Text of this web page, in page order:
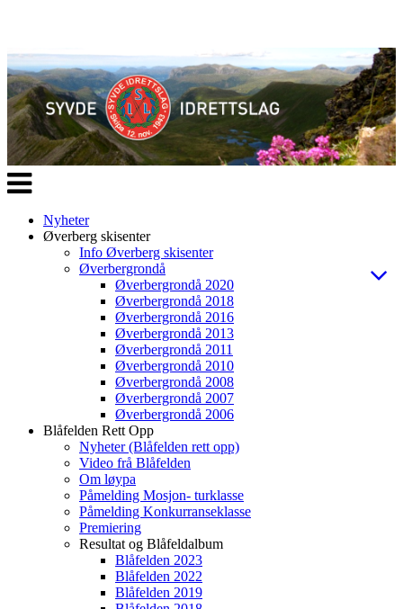
Veksle
navigasjon
Nyheter
Øverberg skisenter
Info Øverberg skisenter
Øverbergrondå
Øverbergrondå 2020
Øverbergrondå 2018
Øverbergrondå 2016
Øverbergrondå 2013
Øverbergrondå 2011
Øverbergrondå 2010
Øverbergrondå 2008
Øverbergrondå 2007
Øverbergrondå 2006
Blåfelden Rett Opp
Nyheter (Blåfelden rett opp)
Video frå Blåfelden
Om løypa
Påmelding Mosjon- turklasse
Påmelding Konkurranseklasse
Premiering
Resultat og Blåfeldalbum
Blåfelden 2023
Blåfelden 2022
Blåfelden 2019